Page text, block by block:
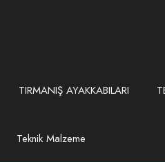
TIRMANIŞ AYAKKABILARI
Teknik Malzeme